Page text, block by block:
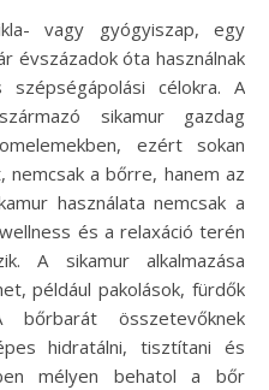
évszázadok óta használnak
szépségápolási célokra. A
sikamur gazdag
ezért sokan
a bőrre, hanem az
használata nemcsak a
és a relaxáció terén
A sikamur alkalmazása
például pakolások, fürdők
összetevőknek
hidratálni, tisztítani és
mélyen behatol a bőr